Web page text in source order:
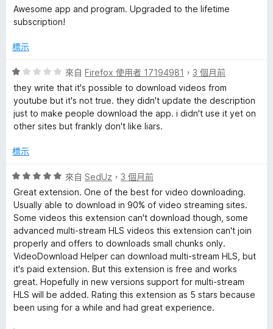
，
滿
5
價
5
，
分
5
Awesome app and program. Upgraded to the lifetime
subscription!
標示
評
價
1
分
，
分
分
來自 Firefox 使用者 17194981 ， 3 個月前
they write that it's possible to download videos from
youtube but it's not true. they didn't update the description
just to make people download the app. i didn't use it yet on
other sites but frankly don't like liars.
標示
評
價
5
分
，
滿
分
5
分
來自 SedUz ， 3 個月前
Great extension. One of the best for video downloading.
Usually able to download in 90% of video streaming sites.
Some videos this extension can't download though, some
advanced multi-stream HLS videos this extension can't join
properly and offers to downloads small chunks only.
VideoDownload Helper can download multi-stream HLS, but
it's paid extension. But this extension is free and works
great. Hopefully in new versions support for multi-stream
HLS will be added. Rating this extension as 5 stars because
been using for a while and had great experience.